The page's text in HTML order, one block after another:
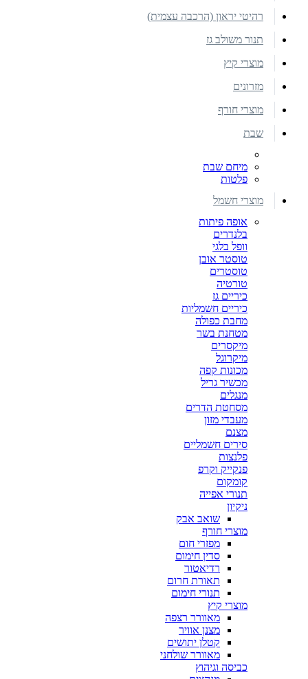
רהיטי יראון (הרכבה עצמית)
תנור משולב גז
מוצרי קיץ
מזרונים
מוצרי חורף
שבת
מיחם שבת
פלטות
מוצרי חשמל
אופה פיתות
בלנדרים
וופל בלגי
טוסטר אובן
טוסטרים
טורטיה
כיריים גז
כיריים חשמליות
מחבת כפולה
מטחנת בשר
מיקסרים
מיקרוגל
מכונות קפה
מכשיר גריל
מנגלים
מסחטת הדרים
מעבדי מזון
מצנם
סירים חשמליים
פלנצות
פנקייק וקרפ
קומקום
תנורי אפייה
ניקיון
שואב אבק
מוצרי חורף
מפזרי חום
סדין חימום
רדיאטור
תאורת חרום
תנורי חימום
מוצרי קיץ
מאוורר רצפה
מצנן אוויר
קטלן יתושים
מאוורר שולחני
כביסה וגיהוץ